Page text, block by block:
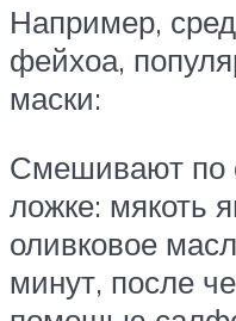
Например,
фейхоа,
маски:
Смешивают по
ложке: мякоть
оливковое
минут, после